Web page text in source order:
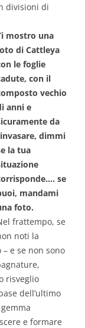
divisioni di
mostro una
di Cattleya
le foglie
con il
vechio
anni e
da
dimmi
la tua
se
mandami
foto.
frattempo, se
noti la
e se non sono
risveglio
dell’ultimo
e formare